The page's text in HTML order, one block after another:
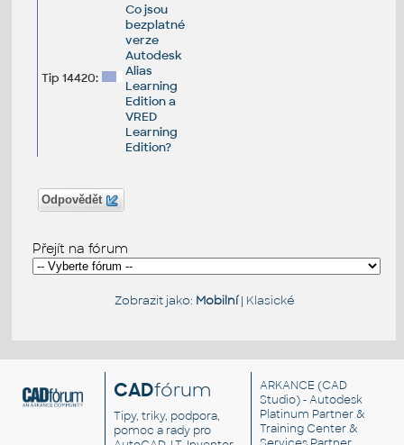
Tip 14420:
Co jsou
bezplatné
verze
Autodesk
Alias
Learning
Edition a
VRED
Learning
Edition?
Odpovědět
Přejít na fórum
Zobrazit jako: Mobilní| Klasické
CADfórum
Tipy, triky, podpora,
pomoc a rady pro
ARKANCE (CAD
Studio) - Autodesk
Platinum Partner &
Training Center &